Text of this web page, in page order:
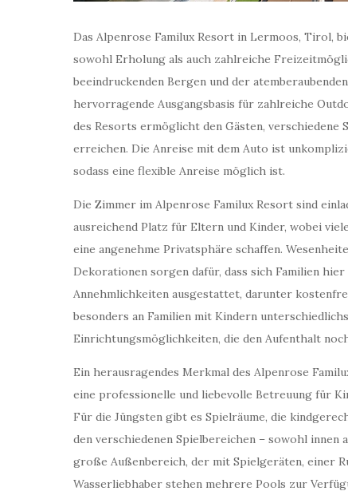
Das Alpenrose Familux Resort in Lermoos, Tirol,
sowohl Erholung als auch zahlreiche
beeindruckenden Bergen und der
hervorragende Ausgangsbasis für zahlreiche
des Resorts ermöglicht den Gästen,
erreichen. Die Anreise mit dem Auto ist
sodass eine flexible Anreise möglich ist.
Die Zimmer im Alpenrose Familux Resort sind
ausreichend Platz für Eltern und Kinder, wobei
eine angenehme Privatsphäre schaffen.
Dekorationen sorgen dafür, dass sich Familien
Annehmlichkeiten ausgestattet, darunter
besonders an Familien mit Kindern
Einrichtungsmöglichkeiten, die den Aufenthalt
Ein herausragendes Merkmal des Alpenrose
eine professionelle und liebevolle Betreuung für
Für die Jüngsten gibt es Spielräume, die
den verschiedenen Spielbereichen – sowohl
große Außenbereich, der mit Spielgeräten, einer
Wasserliebhaber stehen mehrere Pools zur